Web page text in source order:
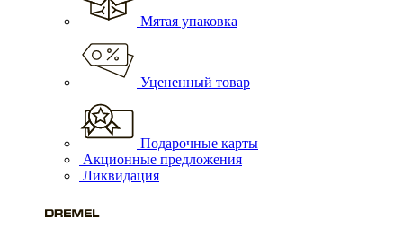
Мятая упаковка
Уцененный товар
Подарочные карты
Акционные предложения
Ликвидация